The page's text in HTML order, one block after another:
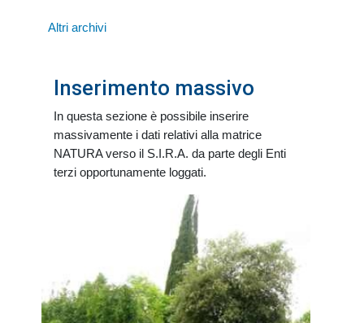
Altri archivi
Inserimento massivo
In questa sezione è possibile inserire
massivamente i dati relativi alla matrice
NATURA verso il S.I.R.A. da parte degli Enti
terzi opportunamente loggati.